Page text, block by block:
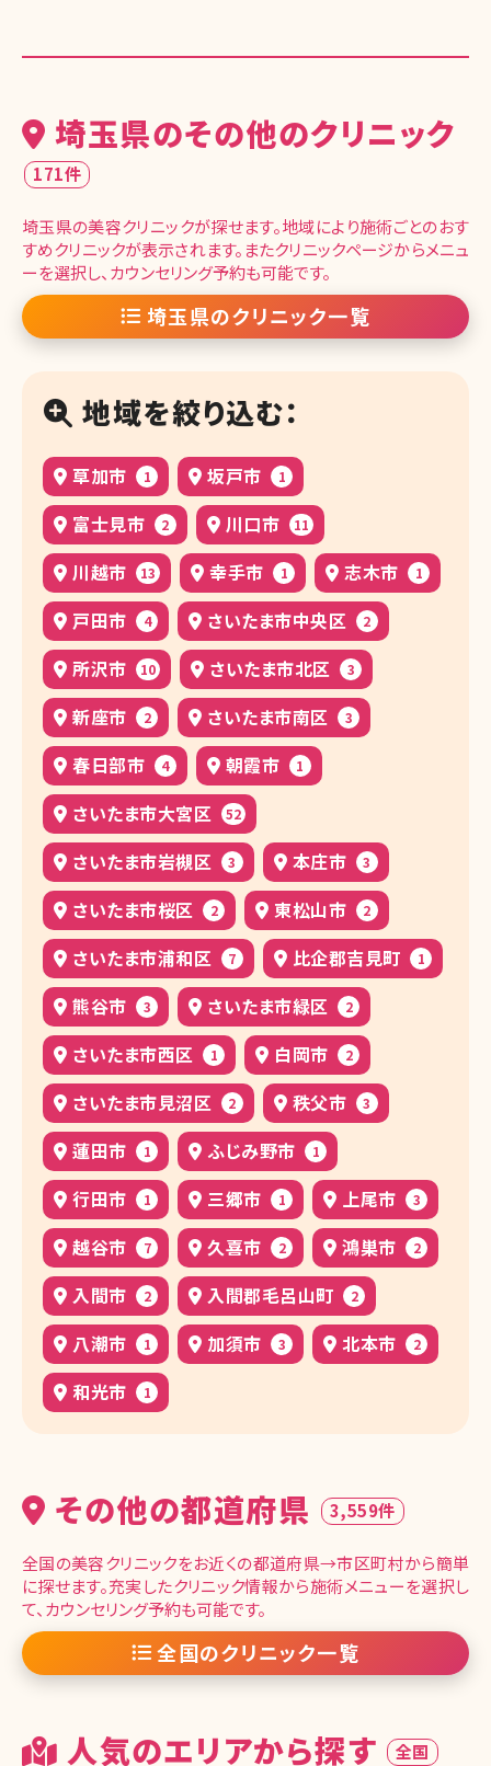
埼玉県のその他のクリニック
171件
埼玉県の美容クリニックが探せます。地域により施術ごとのおす
すめクリニックが表示されます。またクリニックページからメニュ
ーを選択し、カウンセリング予約も可能です。
埼玉県のクリニック一覧
地域を絞り込む：
草加市 1 坂戸市 1
富士見市 2 川口市 11
川越市 13 幸手市 1 志木市 1
戸田市 4 さいたま市中央区 2
所沢市 10 さいたま市北区 3
新座市 2 さいたま市南区 3
春日部市 4 朝霞市 1
さいたま市大宮区 52
さいたま市岩槻区 3 本庄市 3
さいたま市桜区 2 東松山市 2
さいたま市浦和区 7 比企郡吉見町 1
熊谷市 3 さいたま市緑区 2
さいたま市西区 1 白岡市 2
さいたま市見沼区 2 秩父市 3
蓮田市 1 ふじみ野市 1
行田市 1 三郷市 1 上尾市 3
越谷市 7 久喜市 2 鴻巣市 2
入間市 2 入間郡毛呂山町 2
八潮市 1 加須市 3 北本市 2
和光市 1
その他の都道府県 3,559件
全国の美容クリニックをお近くの都道府県→市区町村から簡単
に探せます。充実したクリニック情報から施術メニューを選択し
て、カウンセリング予約も可能です。
全国のクリニック一覧
人気のエリアから探す 全国